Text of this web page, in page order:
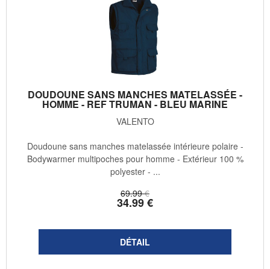
DOUDOUNE SANS MANCHES MATELASSÉE -
HOMME - REF TRUMAN - BLEU MARINE
VALENTO
69.99 €
34.99€
Doudoune sans manches matelassée intérieure polaire -
Bodywarmer multipoches pour homme - Extérieur 100 %
polyester - ...